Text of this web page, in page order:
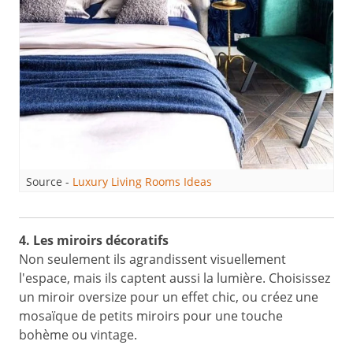
Source - Luxury Living Rooms Ideas
4. Les miroirs décoratifs
Non seulement ils agrandissent visuellement
l'espace, mais ils captent aussi la lumière. Choisissez
un miroir oversize pour un effet chic, ou créez une
mosaïque de petits miroirs pour une touche
bohème ou vintage.